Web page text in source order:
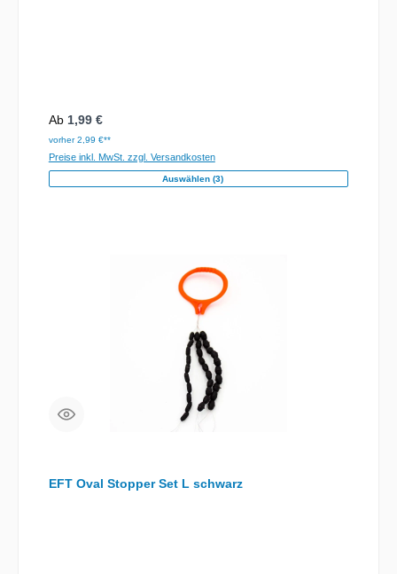
Regulärer Preis:
Ab 1,99 €
vorher 2,99 €**
Preise inkl. MwSt. zzgl. Versandkosten
Auswählen (3)
EFT Oval Stopper Set L schwarz